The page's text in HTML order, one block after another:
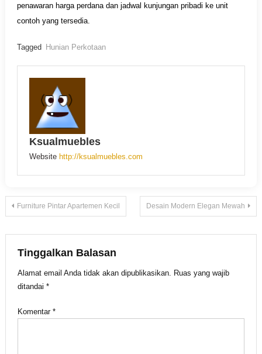
penawaran harga perdana dan jadwal kunjungan pribadi ke unit
contoh yang tersedia.
Tagged Hunian Perkotaan
Ksualmuebles
Website http://ksualmuebles.com
Navigasi
pos
Furniture Pintar Apartemen Kecil Desain Modern Elegan Mewah
Tinggalkan Balasan
Alamat email Anda tidak akan dipublikasikan.
Ruas yang wajib
ditandai *
Komentar *